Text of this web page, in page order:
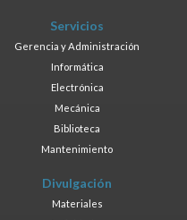
Servicios
Gerencia y Administración
Informática
Electrónica
Mecánica
Biblioteca
Mantenimiento
Divulgación
Materiales